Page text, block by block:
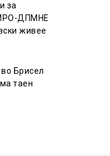
за
ДПМНЕ
живее
Брисел
таен